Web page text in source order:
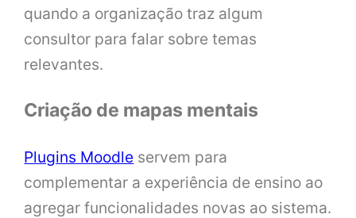
quando a organização traz algum
consultor para falar sobre temas
relevantes.
Criação de mapas mentais
Plugins Moodle servem para
complementar a experiência de ensino ao
agregar funcionalidades novas ao sistema.